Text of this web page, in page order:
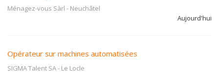
Ménagez-vous Sàrl - Neuchâtel
Aujourd'hui
Opérateur sur machines automatisées
SIGMA Talent SA- Le Locle